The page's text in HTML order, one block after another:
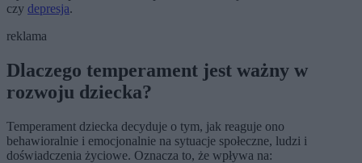
czy depresja.
reklama
Dlaczego temperament jest ważny w
rozwoju dziecka?
Temperament dziecka decyduje o tym, jak reaguje ono
behawioralnie i emocjonalnie na sytuacje społeczne, ludzi i
doświadczenia życiowe. Oznacza to, że wpływa na: